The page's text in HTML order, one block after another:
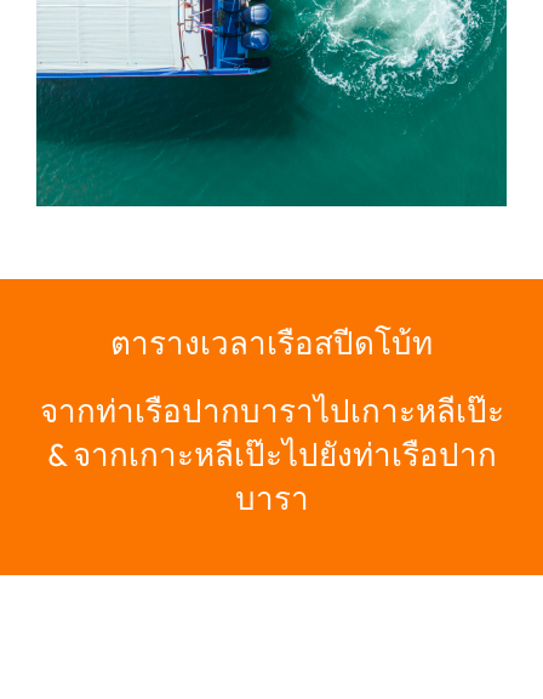
ตารางเวลาเรือสปีดโบ้ท
จากท่าเรือปากบาราไปเกาะหลีเป๊ะ
& จากเกาะหลีเป๊ะไปยังท่าเรือปาก
บารา